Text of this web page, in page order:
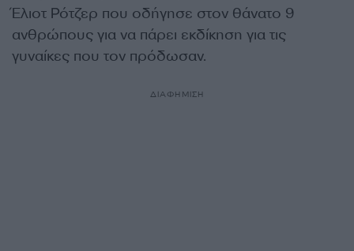
Έλιοτ Ρότζερ που οδήγησε στον θάνατο 9
ανθρώπους για να πάρει εκδίκηση για τις
γυναίκες που τον πρόδωσαν.
ΔΙΑΦΗΜΙΣΗ